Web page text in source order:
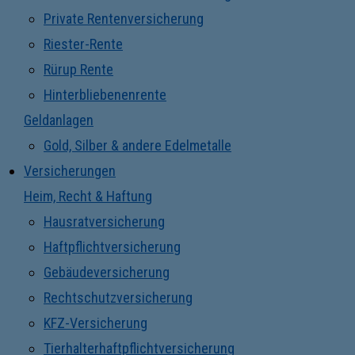
Private Rentenversicherung
Riester-Rente
Rürup Rente
Hinterbliebenenrente
Geldanlagen
Gold, Silber & andere Edelmetalle
Versicherungen
Heim, Recht & Haftung
Hausratversicherung
Haftpflichtversicherung
Gebäudeversicherung
Rechtschutzversicherung
KFZ-Versicherung
Tierhalterhaftpflichtversicherung